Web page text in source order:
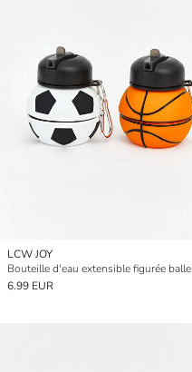
LCW JOY
Bouteille d'eau extensible figurée balle
6.99 EUR